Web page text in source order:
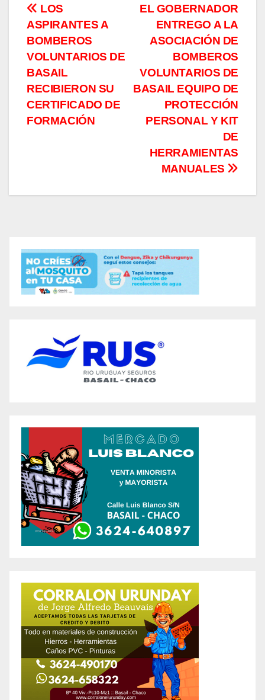
Navegación
de
entradas
EL GOBERNADOR
ENTREGO A LA
ASOCIACIÓN DE
BOMBEROS
VOLUNTARIOS DE
BASAIL EQUIPO DE
PROTECCIÓN
PERSONAL Y KIT
DE
HERRAMIENTAS
MANUALES
LOS
ASPIRANTES A
BOMBEROS
VOLUNTARIOS DE
BASAIL
RECIBIERON SU
CERTIFICADO DE
FORMACIÓN